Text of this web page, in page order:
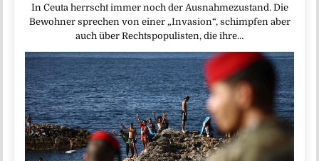
In Ceuta herrscht immer noch der Ausnahmezustand. Die
Bewohner sprechen von einer „Invasion“, schimpfen aber
auch über Rechtspopulisten, die ihre…